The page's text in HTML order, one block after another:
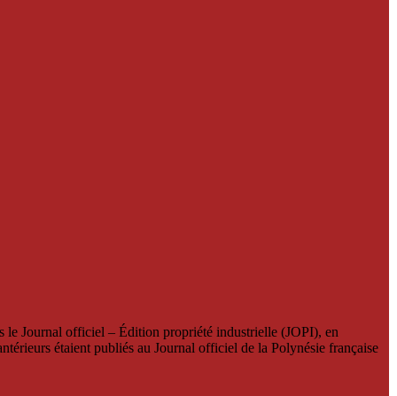
le Journal officiel – Édition propriété industrielle (JOPI), en
étaient publiés au Journal officiel de la Polynésie française